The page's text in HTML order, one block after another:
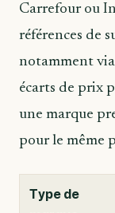
Carrefour ou
références de
notamment
écarts de prix
une marque
pour le même
Type de